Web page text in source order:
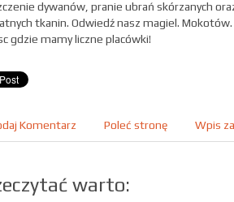
dywanów, pranie ubrań skórzanych
tkanin. Odwiedź nasz magiel.
gdzie mamy liczne placówki!
Komentarz Poleć stronę Wpis
warto: